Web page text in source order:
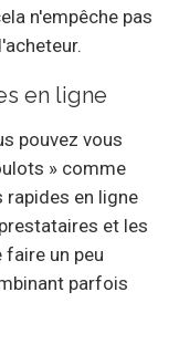
n'empêche pas
en ligne
pouvez vous
» comme
rapides en ligne
et les
faire un peu
parfois